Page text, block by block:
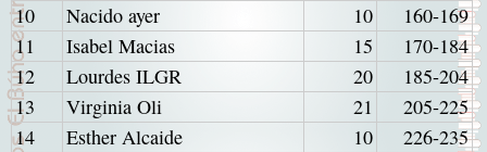
10
Nacido ayer 10
160-169
11
Isabel Macias 15
170-184
12
Lourdes ILGR 20
185-204
13
Virginia Oli 21
205-225
14
Esther Alcaide 10
226-235